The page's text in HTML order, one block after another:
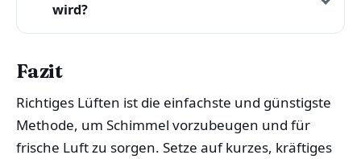
wird?
Fazit
Richtiges Lüften ist die einfachste und günstigste
Methode, um Schimmel vorzubeugen und für
frische Luft zu sorgen. Setze auf kurzes, kräftiges